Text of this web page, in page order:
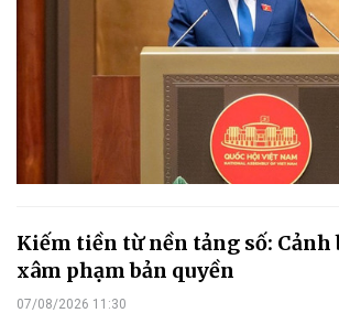
Kiếm tiền từ nền tảng số: Cảnh
xâm phạm bản quyền
07/08/2026 11:30